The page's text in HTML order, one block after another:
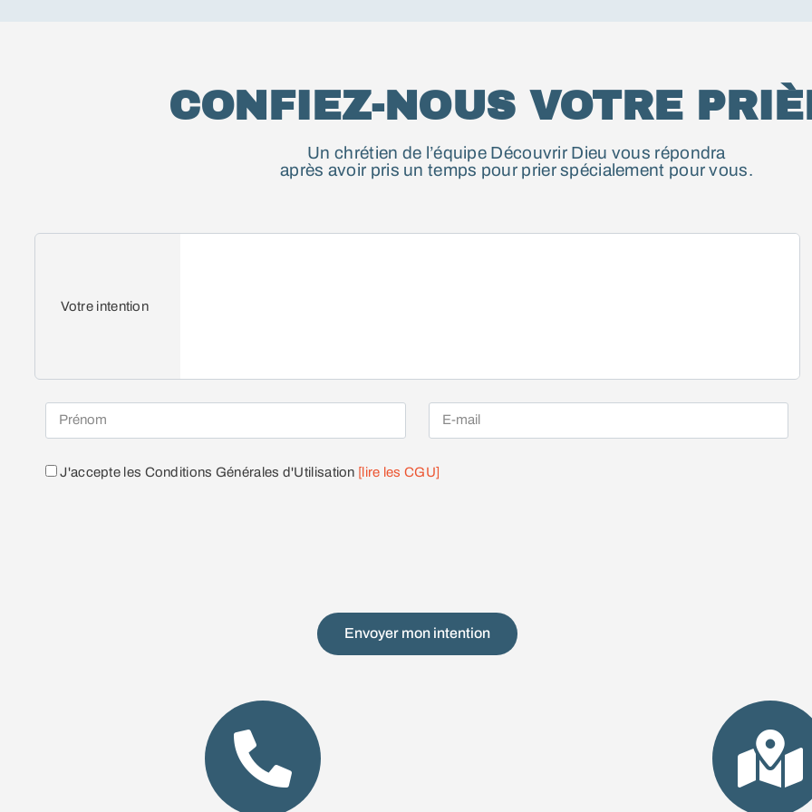
CONFIEZ-NOUS VOTRE
Un chrétien de l’équipe Découvrir Dieu vous répondra
après avoir pris un temps pour prier spécialement pour vous.
Votre intention
J'accepte les Conditions Générales d'Utilisation [lire les CGU]
Envoyer mon intention